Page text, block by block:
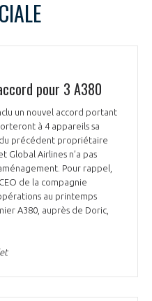
pour 3 A380
un nouvel accord portant
à 4 appareils sa
précédent propriétaire
Global Airlines n’a pas
Pour rappel,
de la compagnie
au printemps
A380, auprès de Doric,